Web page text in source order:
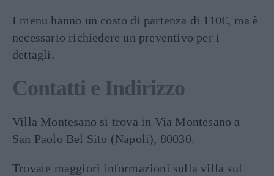
I menu hanno un costo di partenza di 110€, ma è
necessario richiedere un preventivo per i
dettagli.
Contatti e Indirizzo
Villa Montesano si trova in Via Montesano a
San Paolo Bel Sito (Napoli), 80030.
Trovate maggiori informazioni sulla villa sul